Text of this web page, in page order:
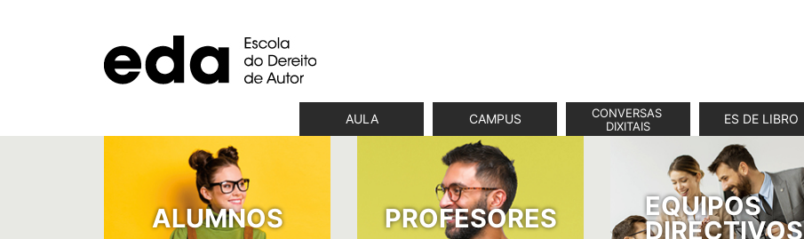
AULA CAMPUS
CONVERSAS
DIXITAIS
ES DE LIBRO
ALUMNOS PROFESORES
EQUIPOS
DIRECTIVOS